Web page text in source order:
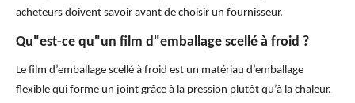
acheteurs doivent savoir avant de choisir un fournisseur.
Qu"est-ce qu"un film d"emballage scellé à froid ?
Le film d’emballage scellé à froid est un matériau d’emballage
flexible qui forme un joint grâce à la pression plutôt qu’à la chaleur.